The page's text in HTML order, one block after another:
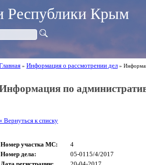
Республики Крым
» Информация о рассмотрении дел »
по
Вернуться к списку
Номер участка МС:
4
Номер дела:
05-0115/4/2017